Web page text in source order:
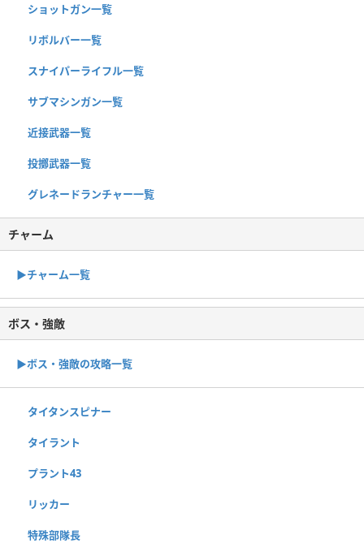
ショットガン一覧
リボルバー一覧
スナイパーライフル一覧
サブマシンガン一覧
近接武器一覧
投擲武器一覧
グレネードランチャー一覧
チャーム
▶︎チャーム一覧
ボス・強敵
▶ボス・強敵の攻略一覧
タイタンスピナー
タイラント
プラント43
リッカー
特殊部隊長